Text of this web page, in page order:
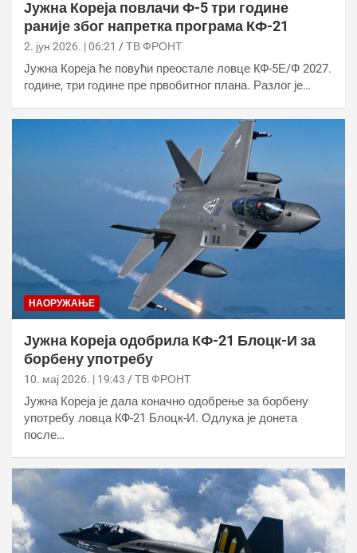
Јужна Кореја повлачи Ф-5 три године
раније због напретка програма КФ-21
2. јун 2026. | 06:21 ТВ ФРОНТ
Јужна Кореја ће повући преостале ловце КФ-5Е/Ф 2027.
године, три године пре првобитног плана. Разлог је…
НАОРУЖАЊЕ
Јужна Кореја одобрила КФ-21 Блоцк-И за
борбену употребу
10. мај 2026. | 19:43 ТВ ФРОНТ
Јужна Кореја је дала коначно одобрење за борбену
употребу ловца КФ-21 Блоцк-И. Одлука је донета
после…